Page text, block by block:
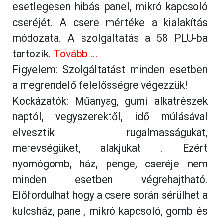
esetlegesen hibás panel, mikró kapcsoló
cseréjét. A csere mértéke a kialakítás
módozata. A szolgáltatás a 58 PLU-ba
tartozik. Tovább ...
Figyelem: Szolgáltatást minden esetben
a megrendelő felelősségre végezzük!
Kockázatók: Műanyag, gumi alkatrészek
naptól, vegyszerektől, idő múlásával
elvesztik rugalmasságukat,
merevségüket, alakjukat . Ezért
nyomógomb, ház, penge, cseréje nem
minden esetben végrehajtható.
Előfordulhat hogy a csere során sérülhet a
kulcsház, panel, mikró kapcsoló, gomb és